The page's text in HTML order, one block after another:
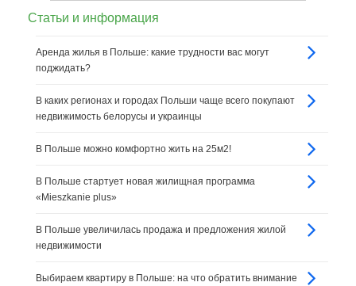
Статьи и информация
Аренда жилья в Польше: какие трудности вас могут
поджидать?
В каких регионах и городах Польши чаще всего покупают
недвижимость белорусы и украинцы
В Польше можно комфортно жить на 25м2!
В Польше стартует новая жилищная программа
«Mieszkanie plus»
В Польше увеличилась продажа и предложения жилой
недвижимости
Выбираем квартиру в Польше: на что обратить внимание